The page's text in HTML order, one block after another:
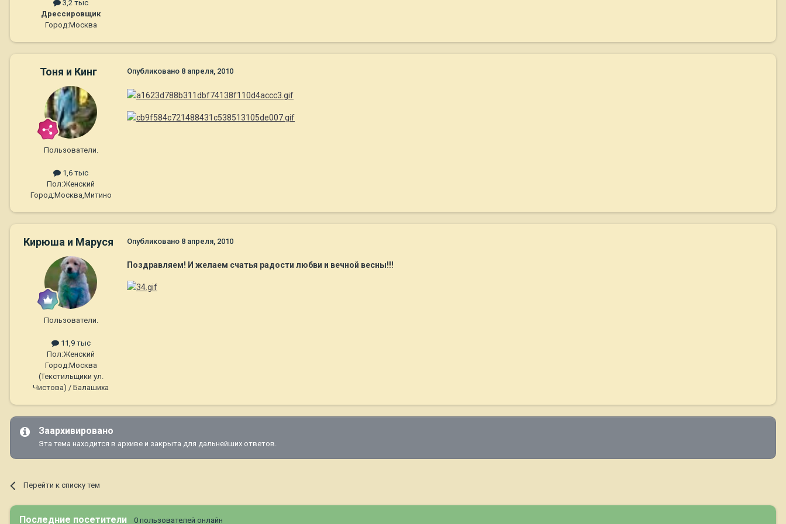
3,2 тыс
Дрессировщик
Город:Москва
Тоня и Кинг
Пользователи.
1,6 тыс
Пол:Женский
Город:Москва,Митино
Опубликовано 8 апреля, 2010
Кирюша и Маруся
Пользователи.
11,9 тыс
Пол:Женский
Город:Москва
(Текстильщики ул.
Чистова) / Балашиха
Опубликовано 8 апреля, 2010
Поздравляем! И желаем счатья радости любви и вечной весны!!!
Заархивировано
Эта тема находится в архиве и закрыта для дальнейших ответов.
Перейти к списку тем
Последние посетители 0 пользователей онлайн